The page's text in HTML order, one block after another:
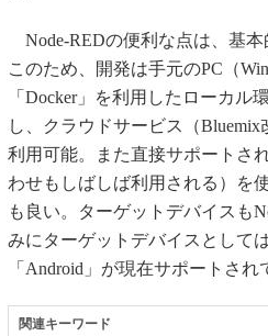
Node-REDの便利な点は、基本
このため、開発は手元のPC（
「Docker」を利用したローカル
し、クラウドサービス（Bluemix
利用可能。また直接サポートさ
わせもしばしば利用される）を
も良い。ターゲットデバイスも
みにターゲットデバイスとしては
「Android」が現在サポートされ
関連キーワード